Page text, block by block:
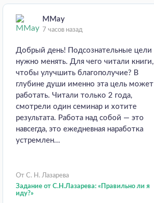
MMay
7 часов назад
Добрый день! Подсознательные цели
нужно менять. Для чего читали книги,
чтобы улучшить благополучие? В
глубине души именно эта цель может
работать. Читали только 2 года,
смотрели один семинар и хотите
результата. Работа над собой — это
навсегда, это ежедневная наработка
устремлен...
От С. Н. Лазарева
Задание от С.Н.Лазарева: «Правильно ли я
иду?»